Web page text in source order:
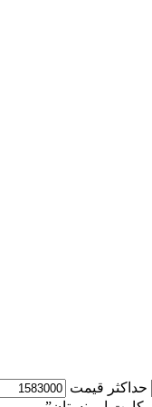
حداكثر قيمت